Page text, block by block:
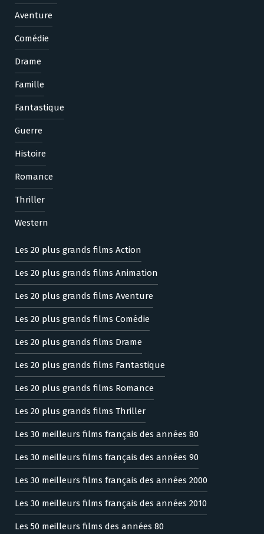
Aventure
Comédie
Drame
Famille
Fantastique
Guerre
Histoire
Romance
Thriller
Western
Les 20 plus grands films Action
Les 20 plus grands films Animation
Les 20 plus grands films Aventure
Les 20 plus grands films Comédie
Les 20 plus grands films Drame
Les 20 plus grands films Fantastique
Les 20 plus grands films Romance
Les 20 plus grands films Thriller
Les 30 meilleurs films français des années 80
Les 30 meilleurs films français des années 90
Les 30 meilleurs films français des années 2000
Les 30 meilleurs films français des années 2010
Les 50 meilleurs films des années 80